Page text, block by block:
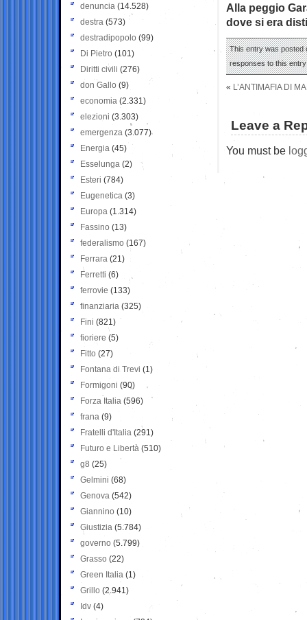
Alla peggio
dove si era
This entry was posted
responses to this
« L’ANTIMAFIA DI
Leave a
You must be
denuncia (14.528)
destra (573)
destradipopolo (99)
Di Pietro (101)
Diritti civili (276)
don Gallo (9)
economia (2.331)
elezioni (3.303)
emergenza (3.077)
Energia (45)
Esselunga (2)
Esteri (784)
Eugenetica (3)
Europa (1.314)
Fassino (13)
federalismo (167)
Ferrara (21)
Ferretti (6)
ferrovie (133)
finanziaria (325)
Fini (821)
fioriere (5)
Fitto (27)
Fontana di Trevi (1)
Formigoni (90)
Forza Italia (596)
frana (9)
Fratelli d'Italia (291)
Futuro e Libertà (510)
g8 (25)
Gelmini (68)
Genova (542)
Giannino (10)
Giustizia (5.784)
governo (5.799)
Grasso (22)
Green Italia (1)
Grillo (2.941)
Idv (4)